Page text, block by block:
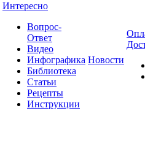
Интересно
Вопрос-
Ответ
Видео
Инфографика
Библиотека
Статьи
Рецепты
Инструкции
Новости